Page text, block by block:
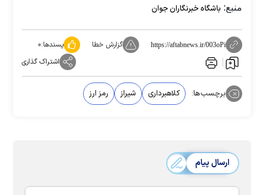
منبع: باشگاه خبرنگاران جوان
https://aftabnews.ir/003oPi گزارش خطا پسندها:۰
اشتراک گذاری
برچسب‌ها: کلاهبرداری شیراز رمز ارز
ارسال پیام